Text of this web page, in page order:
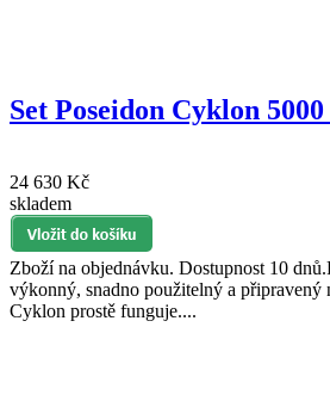
Set Poseidon Cyklon
24 630 Kč
skladem
Zboží na objednávku. Dostupnost 10
výkonný, snadno použitelný a připravený
Cyklon prostě funguje....